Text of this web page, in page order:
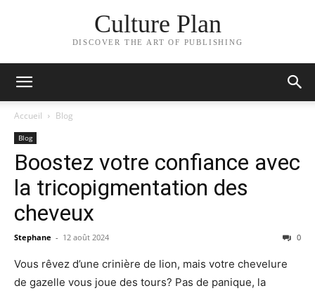
Culture Plan
DISCOVER THE ART OF PUBLISHING
Accueil Blog
Blog
Boostez votre confiance avec
la tricopigmentation des
cheveux
Stephane - 12 août 2024 0
Vous rêvez d’une crinière de lion, mais votre chevelure
de gazelle vous joue des tours? Pas de panique, la